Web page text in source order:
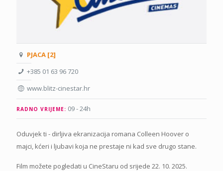
PJACA [2]
+385 01 63 96 720
www.blitz-cinestar.hr
RADNO VRIJEME: 09 - 24h
Oduvjek ti - dirljiva ekranizacija romana Colleen Hoover o
majci, kćeri i ljubavi koja ne prestaje ni kad sve drugo stane.
Film možete pogledati u CineStaru od srijede 22. 10. 2025.